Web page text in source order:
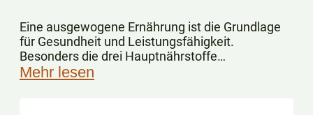
Eine ausgewogene Ernährung ist die Grundlage
für Gesundheit und Leistungsfähigkeit.
Besonders die drei Hauptnährstoffe
Kohlenhydrate, Fette und Eiweiße spielen dabei
Mehr lesen